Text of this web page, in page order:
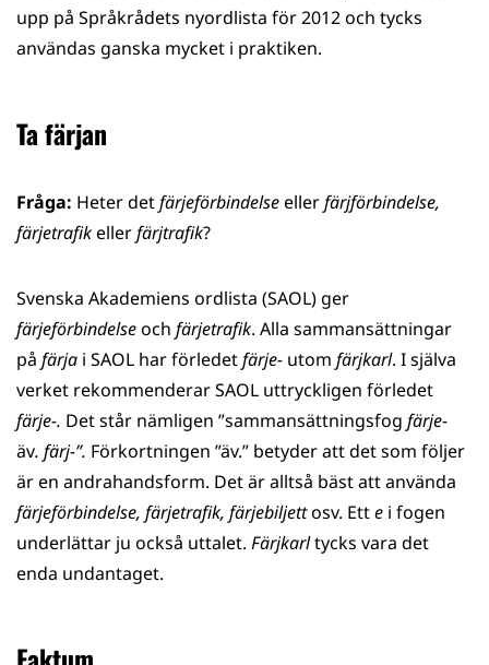
upp på Språkrådets nyordlista för 2012 och tycks
användas ganska mycket i praktiken.
Ta färjan
Fråga: Heter detfärjeförbindelseellerfärjförbindelse,
färjetrafikellerfärjtrafik?
Svenska Akademiens ordlista (SAOL) ger
färjeförbindelseoch färjetrafik. Alla sammansättningar
på färja i SAOL har förledetfärje- utom färjkarl. I själva
verket rekommenderar SAOL uttryckligen förledet
färje-. Det står nämligen ”sammansättningsfog färje-
äv. färj-”. Förkortningen ”äv.” betyder att det som följer
är en andrahandsform. Det är alltså bäst att använda
färjeförbindelse, färjetrafik, färjebiljettosv. Ette i fogen
underlättar ju också uttalet. Färjkarltycks vara det
enda undantaget.